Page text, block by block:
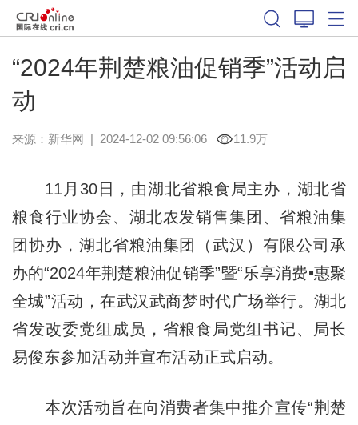
“2024年荆楚粮油促销季”活动启
动
来源： 新华网 | 2024-12-02 09:56:06 11.9万
11月30日，由湖北省粮食局主办，湖北省
粮食行业协会、湖北农发销售集团、省粮油集
团协办，湖北省粮油集团（武汉）有限公司承
办的“2024年荆楚粮油促销季”暨“乐享消费▪惠聚
全城”活动，在武汉武商梦时代广场举行。湖北
省发改委党组成员，省粮食局党组书记、局长
易俊东参加活动并宣布活动正式启动。
本次活动旨在向消费者集中推介宣传“荆楚